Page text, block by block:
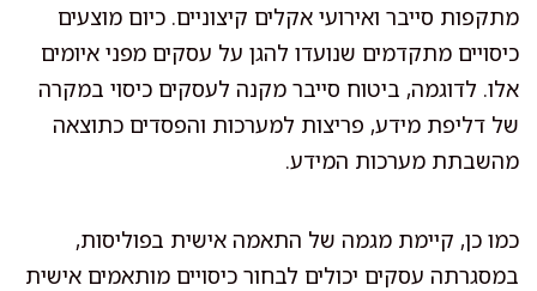
מתקפות סייבר ואירועי אקלים קיצוניים. כיום מוצעים
כיסויים מתקדמים שנועדו להגן על עסקים מפני איומים
אלו. לדוגמה, ביטוח סייבר מקנה לעסקים כיסוי במקרה
של דליפת מידע, פריצות למערכות והפסדים כתוצאה
מהשבתת מערכות המידע.
כמו כן, קיימת מגמה של התאמה אישית בפוליסות,
במסגרתה עסקים יכולים לבחור כיסויים מותאמים אישית